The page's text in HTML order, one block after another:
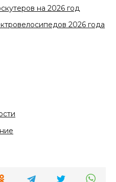
на 2026 год
2026 года